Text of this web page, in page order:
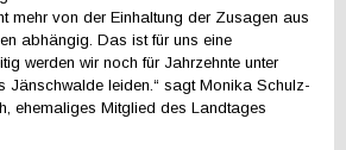
mehr von der Einhaltung der Zusagen aus
abhängig. Das ist für uns eine
werden wir noch für Jahrzehnte unter
Jänschwalde leiden.“ sagt Monika Schulz-
ehemaliges Mitglied des Landtages